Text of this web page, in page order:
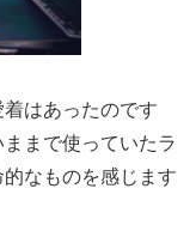
はあったのです
まで使っていたラ
なものを感じます